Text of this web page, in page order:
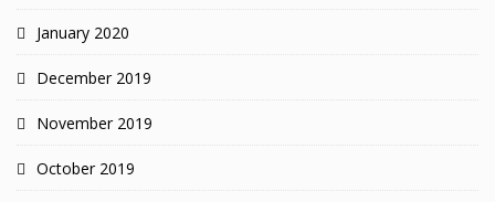
January 2020
December 2019
November 2019
October 2019